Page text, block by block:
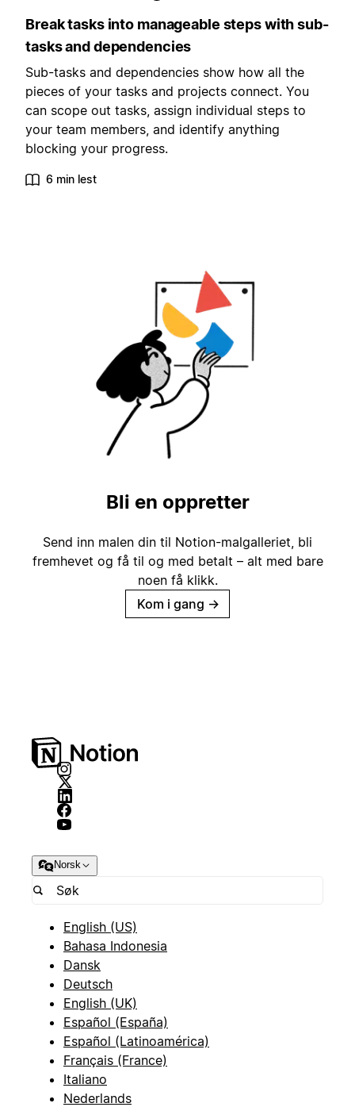
Break tasks into manageable steps with sub-
tasks and dependencies
Sub-tasks and dependencies show how all the
pieces of your tasks and projects connect. You
can scope out tasks, assign individual steps to
your team members, and identify anything
blocking your progress.
6 min lest
Bli en oppretter
Send inn malen din til Notion-malgalleriet, bli
fremhevet og få til og med betalt – alt med bare
noen få klikk.
Kom i gang →
Norsk
English (US)
Bahasa Indonesia
Dansk
Deutsch
English (UK)
Español (España)
Español (Latinoamérica)
Français (France)
Italiano
Nederlands